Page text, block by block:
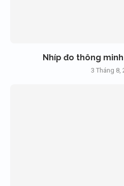
Nhíp đo thông
3 Tháng 8,